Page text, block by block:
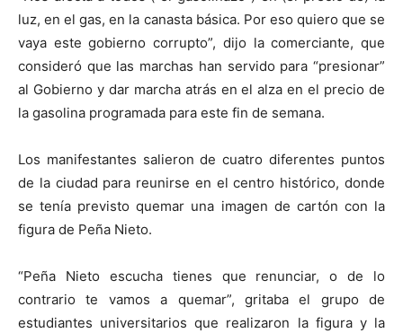
luz, en el gas, en la canasta básica. Por eso quiero que se
vaya este gobierno corrupto”, dijo la comerciante, que
consideró que las marchas han servido para “presionar”
al Gobierno y dar marcha atrás en el alza en el precio de
la gasolina programada para este fin de semana.
Los manifestantes salieron de cuatro diferentes puntos
de la ciudad para reunirse en el centro histórico, donde
se tenía previsto quemar una imagen de cartón con la
figura de Peña Nieto.
“Peña Nieto escucha tienes que renunciar, o de lo
contrario te vamos a quemar”, gritaba el grupo de
estudiantes universitarios que realizaron la figura y la